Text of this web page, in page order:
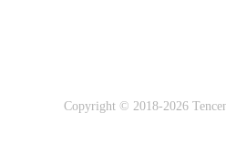
Copyright © 2018-2026